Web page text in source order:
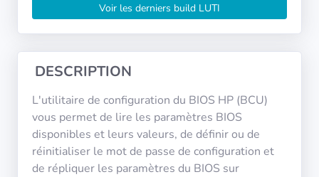
Tranquil IT
Forum
Voir les derniers build LUTI
DESCRIPTION
L'utilitaire de configuration du BIOS HP (BCU)
vous permet de lire les paramètres BIOS
disponibles et leurs valeurs, de définir ou de
réinitialiser le mot de passe de configuration et
de répliquer les paramètres du BIOS sur